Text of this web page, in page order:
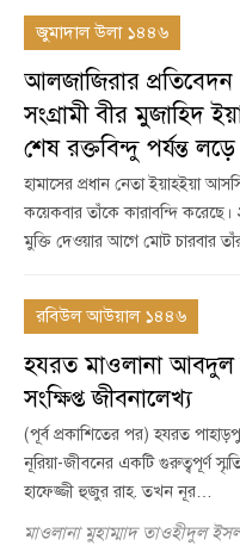
জুমাদাল উলা ১৪৪৬
আলজাজিরার প্রতিবেদন
সংগ্রামী বীর মুজাহিদ
শেষ রক্তবিন্দু পর্যন্ত
হামাসের প্রধান নেতা ইয়াহইয়া
কয়েকবার তাঁকে কারাবন্দি
মুক্তি দেওয়ার আগে মোট চারবার
রবিউল আউয়াল ১৪৪৬
হযরত মাওলানা আবদুল
সংক্ষিপ্ত জীবনালেখ্য
(পূর্ব প্রকাশিতের পর) হযরত
নূরিয়া-জীবনের একটি গুরুত্বপূর্ণ
হাফেজ্জী হুজুর রাহ. তখন নূর…
মাওলানা মুহাম্মাদ তাওহীদুল